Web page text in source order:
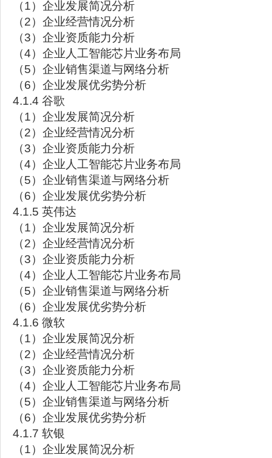
（1）企业发展简况分析
（2）企业经营情况分析
（3）企业资质能力分析
（4）企业人工智能芯片业务布局
（5）企业销售渠道与网络分析
（6）企业发展优劣势分析
4.1.4 谷歌
（1）企业发展简况分析
（2）企业经营情况分析
（3）企业资质能力分析
（4）企业人工智能芯片业务布局
（5）企业销售渠道与网络分析
（6）企业发展优劣势分析
4.1.5 英伟达
（1）企业发展简况分析
（2）企业经营情况分析
（3）企业资质能力分析
（4）企业人工智能芯片业务布局
（5）企业销售渠道与网络分析
（6）企业发展优劣势分析
4.1.6 微软
（1）企业发展简况分析
（2）企业经营情况分析
（3）企业资质能力分析
（4）企业人工智能芯片业务布局
（5）企业销售渠道与网络分析
（6）企业发展优劣势分析
4.1.7 软银
（1）企业发展简况分析